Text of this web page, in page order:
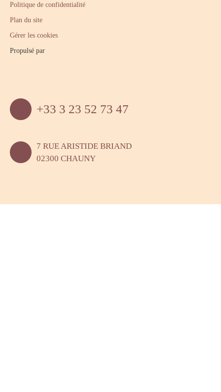
Politique de confidentialité
Plan du site
Gérer les cookies
Propulsé par
+33 3 23 52 73 47
7 RUE ARISTIDE BRIAND
02300 CHAUNY